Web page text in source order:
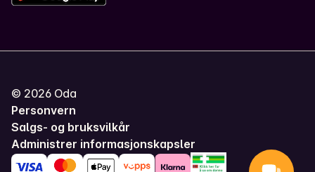
© 2026 Oda
Personvern
Salgs- og bruksvilkår
Administrer informasjonskapsler